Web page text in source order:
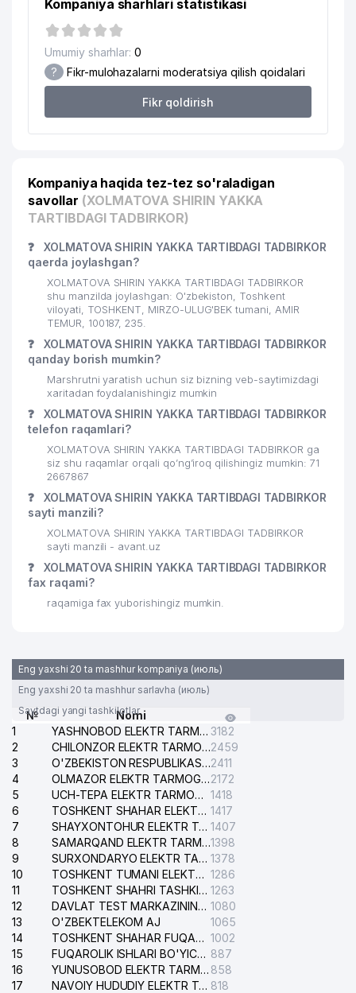
Kompaniya sharhlari statistikasi
Umumiy sharhlar: 0
? Fikr-mulohazalarni moderatsiya qilish qoidalari
Fikr qoldirish
Kompaniya haqida tez-tez so'raladigan
savollar (XOLMATOVA SHIRIN YAKKA
TARTIBDAGI TADBIRKOR)
❓
XOLMATOVA SHIRIN YAKKA TARTIBDAGI TADBIRKOR
qaerda joylashgan?
XOLMATOVA SHIRIN YAKKA TARTIBDAGI TADBIRKOR
shu manzilda joylashgan: O'zbekiston, Toshkent
viloyati, TOSHKENT, MIRZO-ULUG'BEK tumani, AMIR
TEMUR, 100187, 235.
❓
XOLMATOVA SHIRIN YAKKA TARTIBDAGI TADBIRKOR
qanday borish mumkin?
Marshrutni yaratish uchun siz bizning veb-saytimizdagi
xaritadan foydalanishingiz mumkin
❓
XOLMATOVA SHIRIN YAKKA TARTIBDAGI TADBIRKOR
telefon raqamlari?
XOLMATOVA SHIRIN YAKKA TARTIBDAGI TADBIRKOR ga
siz shu raqamlar orqali qo’ng’iroq qilishingiz mumkin: 71
2667867
❓
XOLMATOVA SHIRIN YAKKA TARTIBDAGI TADBIRKOR
sayti manzili?
XOLMATOVA SHIRIN YAKKA TARTIBDAGI TADBIRKOR
sayti manzili - avant.uz
❓
XOLMATOVA SHIRIN YAKKA TARTIBDAGI TADBIRKOR
fax raqami?
raqamiga fax yuborishingiz mumkin.
Eng yaxshi 20 ta mashhur kompaniya (июль)
Eng yaxshi 20 ta mashhur sarlavha (июль)
Saytdagi yangi tashkilotlar
№
Nomi
1
YASHNOBOD ELEKTR TARMOG'I NOSOZLIKLARI XIZMATI 3182
2
CHILONZOR ELEKTR TARMOG'I NOSOZLIK XIZMATI2459
3
O'ZBEKISTON RESPUBLIKASI BOSH PROKURATURASI ISHONCH TELEFONI2411
4
OLMAZOR ELEKTR TARMOG'I NOSOZLIKLARI XIZMATI2172
5
UCH-TEPA ELEKTR TARMOG'I NOSOZLIKLARI XIZMATI 1418
6
TOSHKENT SHAHAR ELEKTR TARMOQLARI KORXONASI AJ 1417
7
SHAYXONTOHUR ELEKTR TARMOG'I NOSOZLIKLARINI TUZATISH XIZMATI 1407
8
SAMARQAND ELEKTR TARMOQLARI AJ1398
9
SURXONDARYO ELEKTR TARMOQLARI AJ 1378
10
TOSHKENT TUMANI ELEKTR TARMOG'I AVARIYA XIZMATI 1286
11
TOSHKENT SHAHRI TASHKILOT TELEFONLARI HAQIDA MA'LUMOT BYUROSI 1263
12
DAVLAT TEST MARKAZINING ISHONCH TELEFONLARI 1080
13
O'ZBEKTELEKOM AJ
1065
14
TOSHKENT SHAHAR FUQAROLIK ISHLARI BO'YICHA SUDI 1002
15
FUQAROLIK ISHLARI BO'YICHA YAKKASAROY TUMANLARARO SUDI 887
16
YUNUSOBOD ELEKTR TARMOG'I NOSOZLIKLARI XIZMATI 858
17
NAVOIY HUDUDIY ELEKTR TARMOQLARI KORXONASI AJ 818